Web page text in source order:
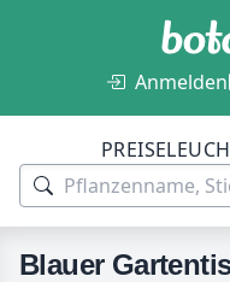
Anmelden
PREISE
Blauer